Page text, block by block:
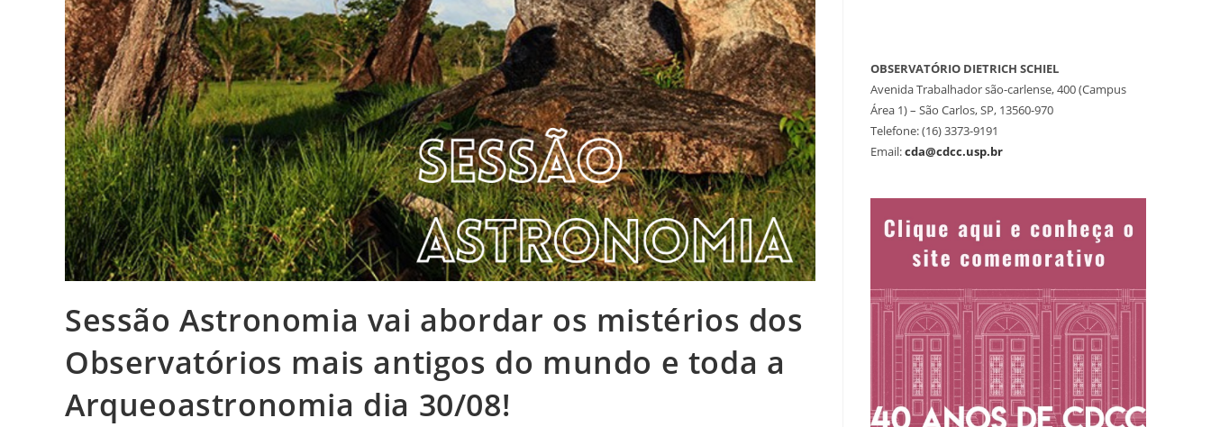
Sessão Astronomia vai abordar os mistérios dos
Observatórios mais antigos do mundo e toda a
Arqueoastronomia dia 30/08!
OBSERVATÓRIO DIETRICH SCHIEL
Avenida Trabalhador são-carlense, 400 (Campus
Área 1) – São Carlos, SP, 13560-970
Telefone: (16) 3373-9191
Email:cda@cdcc.usp.br